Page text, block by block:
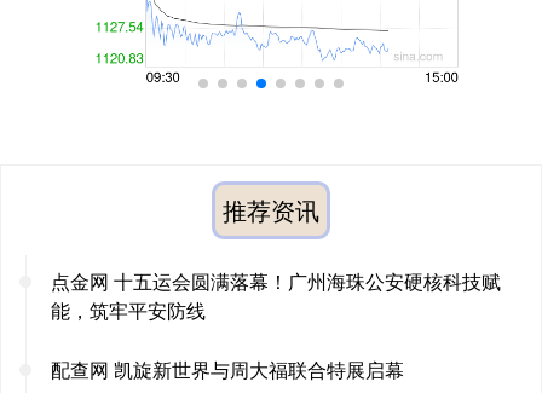
推荐资讯
点金网 十五运会圆满落幕！广州海珠公安硬核科技赋
能，筑牢平安防线
配查网 凯旋新世界与周大福联合特展启幕